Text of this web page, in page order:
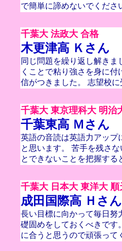
で簡単に諦めないでくださ
千葉大 法政大 合格
木更津高 Ｋさん
同じ問題を繰り返し解き
くことで粘り強さを身に
信がつきました。 志望校
千葉大 東京理科大 明治
千葉東高 Ｍさん
英語の音読は英語力アップ
と思います。 苦手を残さ
とできないことを把握する
千葉大 日本大 東洋大
成田国際高 Ｈさん
長い目標に向かって毎日努
礎固めをしておくべきです
に合うと思うので頑張って